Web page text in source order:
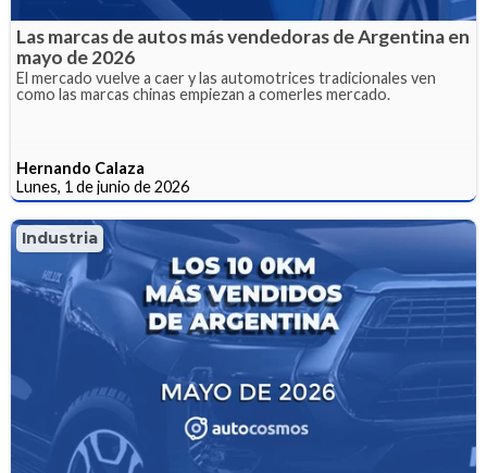
Las marcas de autos más vendedoras de Argentina en
mayo de 2026
El mercado vuelve a caer y las automotrices tradicionales ven
como las marcas chinas empiezan a comerles mercado.
Hernando Calaza
Lunes, 1 de junio de 2026
Industria